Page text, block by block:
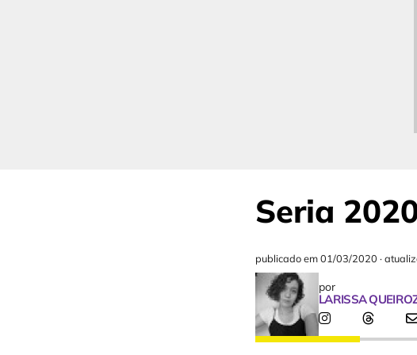
Seria
publicado em01/03/2020 ·
por
LARISSA